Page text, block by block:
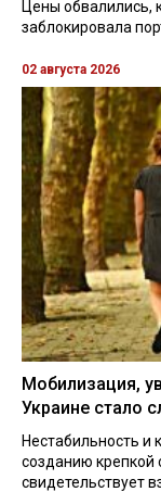
Цены обвалились,
заблокировала
02 августа 2026
Мобилизация,
Украине стало
Нестабильность и
созданию крепкой
свидетельствует